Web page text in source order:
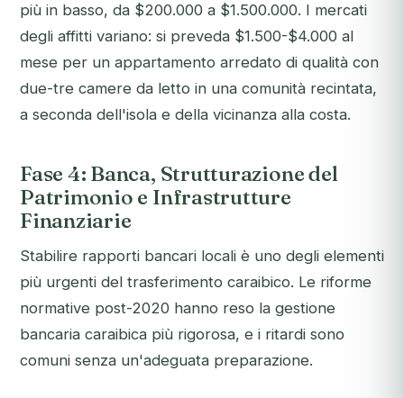
più in basso, da $200.000 a $1.500.000. I mercati
degli affitti variano: si preveda $1.500-$4.000 al
mese per un appartamento arredato di qualità con
due-tre camere da letto in una comunità recintata,
a seconda dell'isola e della vicinanza alla costa.
Fase 4: Banca, Strutturazione del
Patrimonio e Infrastrutture
Finanziarie
Stabilire rapporti bancari locali è uno degli elementi
più urgenti del trasferimento caraibico. Le riforme
normative post-2020 hanno reso la gestione
bancaria caraibica più rigorosa, e i ritardi sono
comuni senza un'adeguata preparazione.